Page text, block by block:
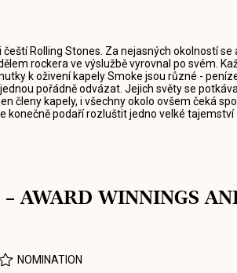
čeští Rolling Stones. Za nejasných okolností
rockera ve výslužbě vyrovnal po svém.
k oživení kapely Smoke jsou různé -
pořádně odvázat. Jejich světy se
členy kapely, i všechny okolo ovšem čeká
konečně podaří rozluštit jedno velké tajemství
AWARD WINNINGS
NOMINATION